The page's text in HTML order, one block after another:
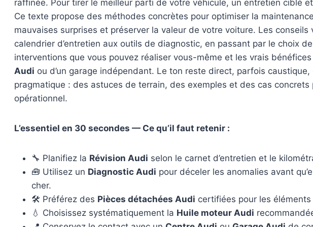
raffinée. Pour tirer le meilleur parti de votre véhicule, un entretien ciblé et
Ce texte propose des méthodes concrètes pour optimiser la
mauvaises surprises et préserver la valeur de votre voiture. Les conseils
calendrier d’entretien aux outils de diagnostic, en passant par le choix
interventions que vous pouvez réaliser vous-même et les vrais bénéfices
Audi ou d’un garage indépendant. Le ton reste direct, parfois
pragmatique : des astuces de terrain, des exemples et des cas concrets
opérationnel.
L’essentiel en 30 secondes — Ce qu’il faut retenir :
🔧 Planifiez la Révision Audi selon le carnet d’entretien et le
🧰 Utilisez un Diagnostic Audi pour déceler les anomalies avant
cher.
🛠️ Préférez des Pièces détachées Audi certifiées pour les
💧 Choisissez systématiquement la Huile moteur Audi